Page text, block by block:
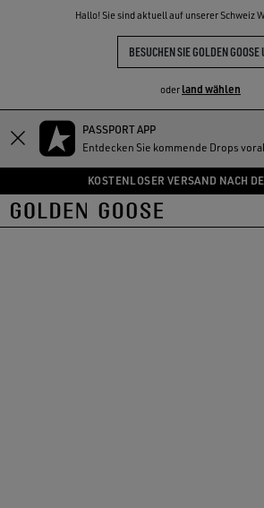
Hallo! Sie sind aktuell auf unserer Schweiz
BESUCHEN SIE GOLDEN GOOSE
oder land wählen
Zum
Hauptinhalt
Zum
Footer-
springen
PASSPORT APP
Entdecken Sie kommende Drops
KOSTENLOSER VERSAND NACH
ERLEBNISSE THE
COMMUNITY